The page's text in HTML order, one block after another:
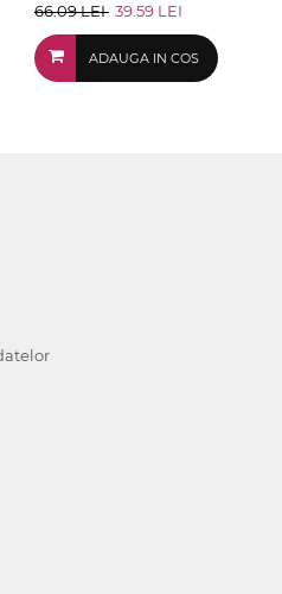
66.09 LEI 39.59 LEI
ADAUGA IN COS